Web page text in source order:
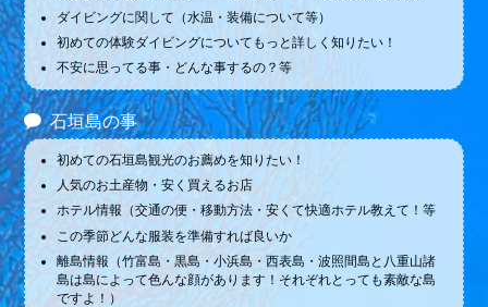
ダイビングに関して（水温・装備について等）
初めての体験ダイビングについてもっと詳しく知りたい！
不安に思ってる事・どんな事するの？等
石垣島の事
初めての石垣島観光のお薦めを知りたい！
人気のお土産物・安く買えるお店
ホテル情報（交通の便・移動方法・安くて快適ホテル教えて！等
この季節どんな服装を準備すれば良いか
離島情報（竹富島・黒島・小浜島・西表島・波照間島と八重山諸
島は島によって色んな顔があります！それぞれとっても素敵な島
ですよ！）